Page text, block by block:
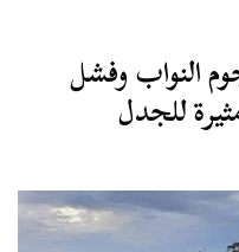
النواب وفشل
للجدل